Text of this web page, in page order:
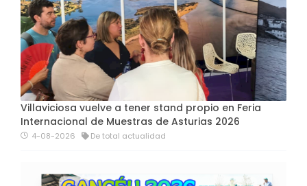
Villaviciosa vuelve a tener stand propio en Feria
Internacional de Muestras de Asturias 2026
4-08-2026 De total actualidad